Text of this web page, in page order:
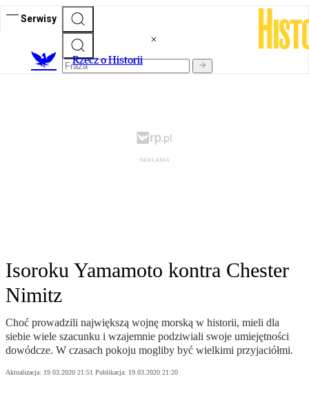
Serwisy
Rzecz o Historii
Isoroku Yamamoto kontra Chester
Nimitz
Choć prowadzili największą wojnę morską w historii, mieli dla
siebie wiele szacunku i wzajemnie podziwiali swoje umiejętności
dowódcze. W czasach pokoju mogliby być wielkimi przyjaciółmi.
Aktualizacja: 19.03.2020 21:51 Publikacja: 19.03.2020 21:20